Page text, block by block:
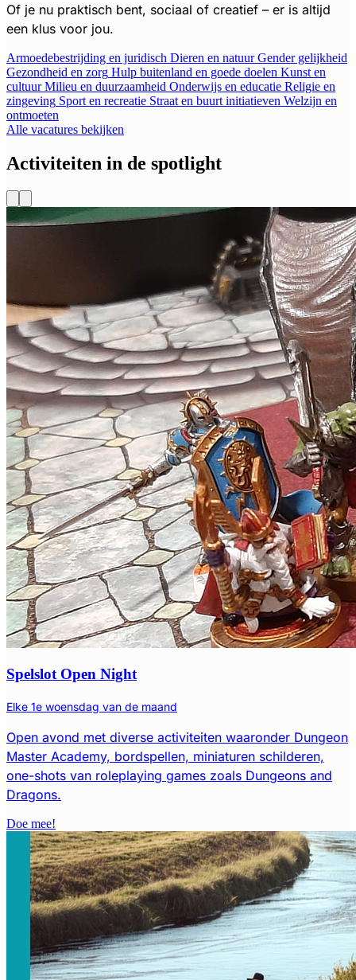
Of je nu praktisch bent, sociaal of creatief – er is altijd
een klus voor jou.
Armoedebestrijding en juridisch Dieren en natuurGender gelijkheid
Gezondheid en zorg Hulp buitenland en goede doelen Kunst en
cultuurMilieu en duurzaamheid Onderwijs en educatie Religie en
zingeving Sport en recreatie Straat en buurt initiatieven Welzijn en
ontmoeten
Alle vacatures bekijken
Activiteiten in de spotlight
Spelslot Open Night
Elke 1e woensdag van de maand
Open avond met diverse activiteiten waaronder Dungeon
Master Academy, bordspellen, miniaturen schilderen,
one-shots van roleplaying games zoals Dungeons and
Dragons.
Doe mee!